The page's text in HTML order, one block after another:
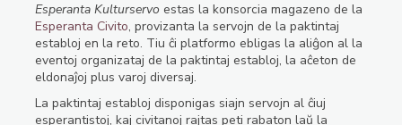
Esperanta Kulturservo estas la konsorcia magazeno de la
Esperanta Civito, provizanta la servojn de la paktintaj
establoj en la reto. Tiu ĉi platformo ebligas la aliĝon al la
eventoj organizataj de la paktintaj establoj, la aĉeton de
eldonaĵoj plus varoj diversaj.
La paktintaj establoj disponigas siajn servojn al ĉiuj
esperantistoj, kaj civitanoj rajtas peti rabaton laŭ la